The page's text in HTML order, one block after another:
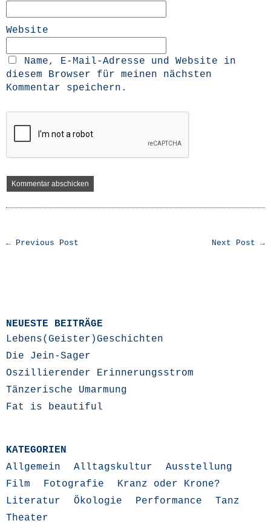
Website
Name, E-Mail-Adresse und Website in
diesem Browser für meinen nächsten
Kommentar speichern.
← Previous Post Next Post →
NEUESTE BEITRÄGE
Lebens(Geister)Geschichten
Die Jein-Sager
Oszillierender Erinnerungsstrom
Tänzerische Umarmung
Fat is beautiful
KATEGORIEN
Allgemein
Alltagskultur
Ausstellung
Film
Fotografie
Kranz oder Krone?
Literatur
Ökologie Performance
Tanz
Theater